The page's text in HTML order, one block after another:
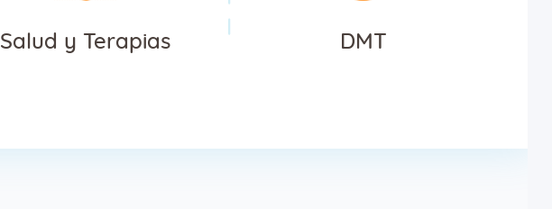
Salud y Terapias DMT